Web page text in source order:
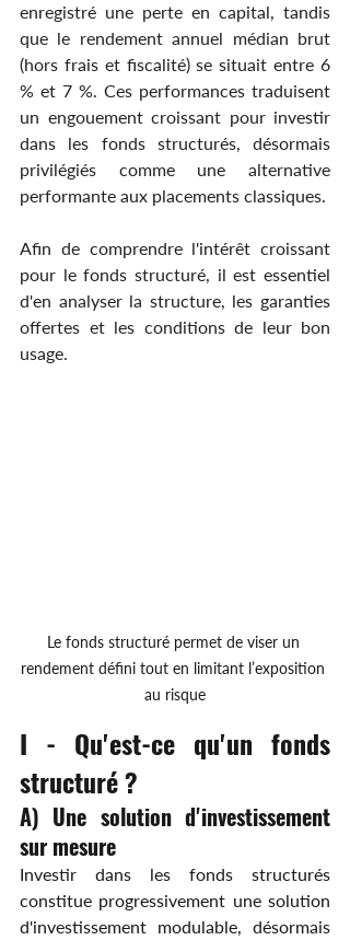
enregistré une perte en capital, tandis
que le rendement annuel médian brut
(hors frais et fiscalité) se situait entre 6
% et 7 %. Ces performances traduisent
un engouement croissant pour investir
dans les fonds structurés, désormais
privilégiés comme une alternative
performante aux placements classiques.
Afin de comprendre l'intérêt croissant
pour le fonds structuré, il est essentiel
d'en analyser la structure, les garanties
offertes et les conditions de leur bon
usage.
Le fonds structuré permet de viser un
rendement défini tout en limitant l’exposition
au risque
I - Qu'est-ce qu'un fonds
structuré ?
A) Une solution d'investissement
sur mesure
Investir dans les fonds structurés
constitue progressivement une solution
d'investissement modulable, désormais